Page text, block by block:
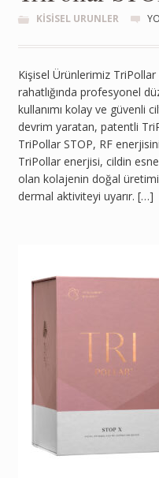
KISISEL URUNLER
Kişisel Ürünlerimiz
rahatlığında profesyonel
kullanımı kolay ve güvenli
devrim yaratan, patentli
TriPollar STOP, RF
TriPollar enerjisi, cildin
olan kolajenin doğal
dermal aktiviteyi uyarır. […]